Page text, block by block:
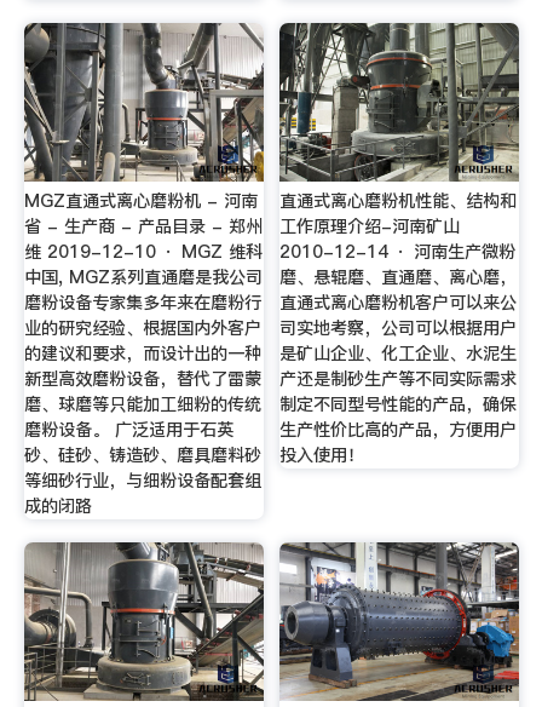
MGZ直通式离心磨粉机 - 河南
省 - 生产商 - 产品目录 - 郑州
维 2019-12-10 · MGZ 维科
中国, MGZ系列直通磨是我公司
磨粉设备专家集多年来在磨粉行
业的研究经验、根据国内外客户
的建议和要求，而设计出的一种
新型高效磨粉设备，替代了雷蒙
磨、球磨等只能加工细粉的传统
磨粉设备。 广泛适用于石英
砂、硅砂、铸造砂、磨具磨料砂
等细砂行业，与细粉设备配套组
成的闭路
直通式离心磨粉机性能、结构和
工作原理介绍-河南矿山
2010-12-14 · 河南生产微粉
磨、悬辊磨、直通磨、离心磨，
直通式离心磨粉机客户可以来公
司实地考察，公司可以根据用户
是矿山企业、化工企业、水泥生
产还是制砂生产等不同实际需求
制定不同型号性能的产品，确保
生产性价比高的产品，方便用户
投入使用！